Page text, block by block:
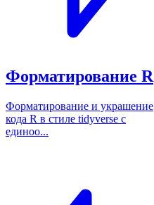
Форматирование R
Форматирование и украшение
кода R в стиле tidyverse с
единоо...